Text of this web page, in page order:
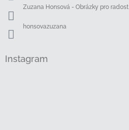
Zuzana Honsová - Obrázky pro radost
honsovazuzana
Instagram